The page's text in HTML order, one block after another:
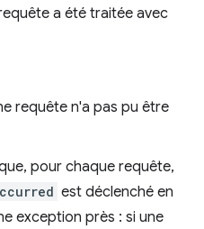
a été traitée avec
requête n'a pas pu être
pour chaque requête,
est déclenché en
exception près : si une